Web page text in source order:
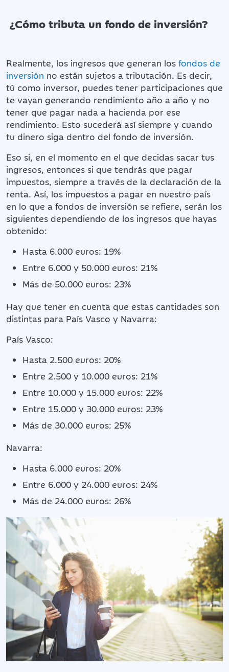
¿Cómo tributa un fondo de inversión?
Realmente, los ingresos que generan los fondos de
inversión no están sujetos a tributación. Es decir,
tú como inversor, puedes tener participaciones que
te vayan generando rendimiento año a año y no
tener que pagar nada a hacienda por ese
rendimiento. Esto sucederá así siempre y cuando
tu dinero siga dentro del fondo de inversión.
Eso si, en el momento en el que decidas sacar tus
ingresos, entonces si que tendrás que pagar
impuestos, siempre a través de la declaración de la
renta. Así, los impuestos a pagar en nuestro país
en lo que a fondos de inversión se refiere, serán los
siguientes dependiendo de los ingresos que hayas
obtenido:
Hasta 6.000 euros: 19%
Entre 6.000 y 50.000 euros: 21%
Más de 50.000 euros: 23%
Hay que tener en cuenta que estas cantidades son
distintas para País Vasco y Navarra:
País Vasco:
Hasta 2.500 euros: 20%
Entre 2.500 y 10.000 euros: 21%
Entre 10.000 y 15.000 euros: 22%
Entre 15.000 y 30.000 euros: 23%
Más de 30.000 euros: 25%
Navarra:
Hasta 6.000 euros: 20%
Entre 6.000 y 24.000 euros: 24%
Más de 24.000 euros: 26%